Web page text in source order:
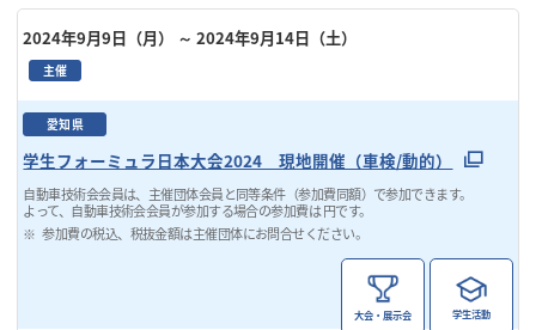
2024年9月9日（月） ～ 2024年9月14日（土）
主催
愛知県
学生フォーミュラ日本大会2024 現地開催（車検/動的）
自動車技術会会員は、主催団体会員と同等条件（参加費同額）で参加できます。
よって、自動車技術会会員が参加する場合の参加費は 円です。
参加費の税込、税抜金額は主催団体にお問合せください。
大会・展示会 学生活動